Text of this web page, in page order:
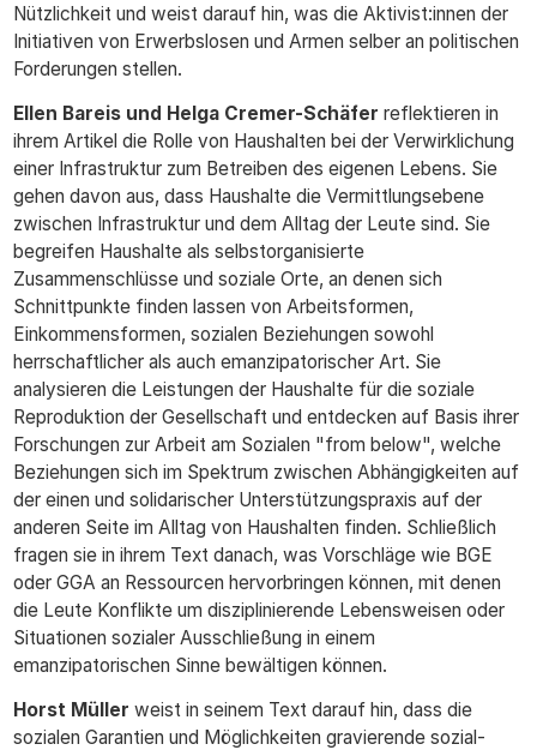
Nützlichkeit und weist darauf hin, was die Aktivist:innen der
Initiativen von Erwerbslosen und Armen selber an politischen
Forderungen stellen.
Ellen Bareis und Helga Cremer-Schäfer reflektieren in
ihrem Artikel die Rolle von Haushalten bei der Verwirklichung
einer Infrastruktur zum Betreiben des eigenen Lebens. Sie
gehen davon aus, dass Haushalte die Vermittlungsebene
zwischen Infrastruktur und dem Alltag der Leute sind. Sie
begreifen Haushalte als selbstorganisierte
Zusammenschlüsse und soziale Orte, an denen sich
Schnittpunkte finden lassen von Arbeitsformen,
Einkommensformen, sozialen Beziehungen sowohl
herrschaftlicher als auch emanzipatorischer Art. Sie
analysieren die Leistungen der Haushalte für die soziale
Reproduktion der Gesellschaft und entdecken auf Basis ihrer
Forschungen zur Arbeit am Sozialen "from below", welche
Beziehungen sich im Spektrum zwischen Abhängigkeiten auf
der einen und solidarischer Unterstützungspraxis auf der
anderen Seite im Alltag von Haushalten finden. Schließlich
fragen sie in ihrem Text danach, was Vorschläge wie BGE
oder GGA an Ressourcen hervorbringen können, mit denen
die Leute Konflikte um disziplinierende Lebensweisen oder
Situationen sozialer Ausschließung in einem
emanzipatorischen Sinne bewältigen können.
Horst Müller weist in seinem Text darauf hin, dass die
sozialen Garantien und Möglichkeiten gravierende sozial-